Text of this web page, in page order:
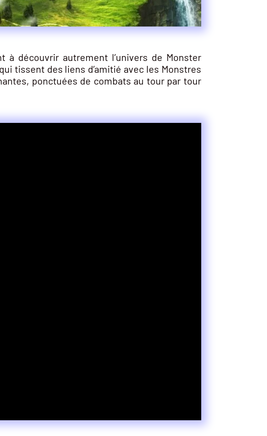
découvrir autrement l’univers de Monster
tissent des liens d’amitié avec les Monstres
ponctuées de combats au tour par tour